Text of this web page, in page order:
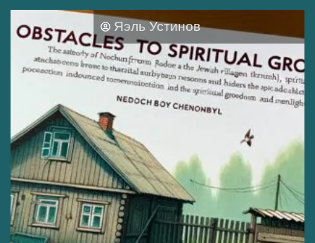
Яэль Устинов